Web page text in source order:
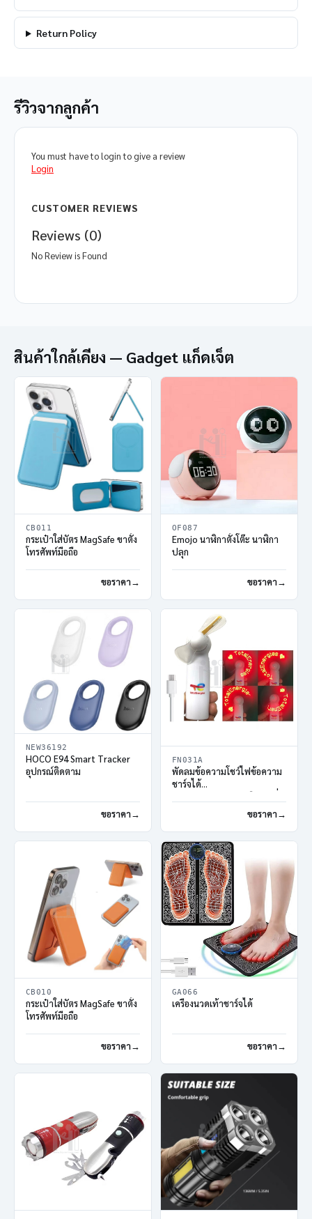
Return Policy
รีวิวจากลูกค้า
You must have to login to give a review
Login
CUSTOMER REVIEWS
Reviews (0)
No Review is Found
สินค้าใกล้เคียง — Gadget แก็ดเจ็ต
CB011
กระเป๋าใส่บัตร MagSafe ขาตั้ง
โทรศัพท์มือถือ
ขอราคา
OF087
Emojo นาฬิกาตั้งโต๊ะ นาฬิกา
ปลุก
ขอราคา
NEW36192
HOCO E94 Smart Tracker
อุปกรณ์ติดตาม
ขอราคา
FN031A
พัดลมข้อความโชว์ไฟข้อความ
ชาร์จได้
ขอราคา
CB010
กระเป๋าใส่บัตร MagSafe ขาตั้ง
โทรศัพท์มือถือ
ขอราคา
GA066
เครื่องนวดเท้าชาร์จได้
ขอราคา